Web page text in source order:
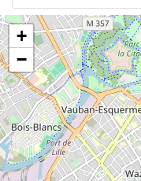
+
−